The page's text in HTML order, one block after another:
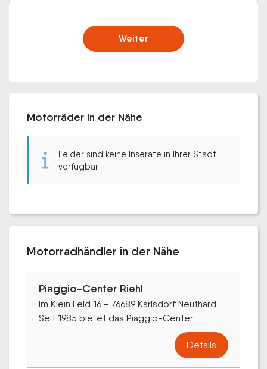
Weiter
Motorräder in der Nähe
Leider sind keine Inserate in Ihrer Stadt
verfügbar
Motorradhändler in der Nähe
Piaggio-Center Riehl
Im Klein Feld 16 - 76689 Karlsdorf Neuthard
Seit 1985 bietet das Piaggio-Center...
Details